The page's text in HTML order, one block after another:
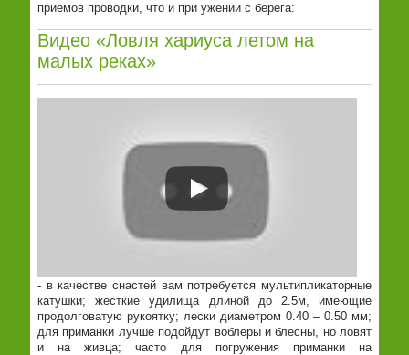
приемов проводки, что и при ужении с берега:
Видео «Ловля хариуса летом на
малых реках»
- в качестве снастей вам потребуется мультипликаторные
катушки; жесткие удилища длиной до 2.5м, имеющие
продолговатую рукоятку; лески диаметром 0.40 – 0.50 мм;
для приманки лучше подойдут воблеры и блесны, но ловят
и на живца; часто для погружения приманки на